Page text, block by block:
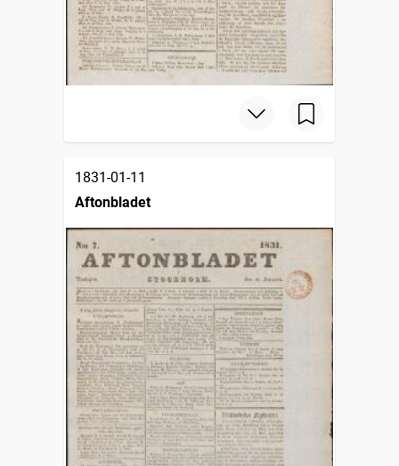
1831-01-11
Aftonbladet